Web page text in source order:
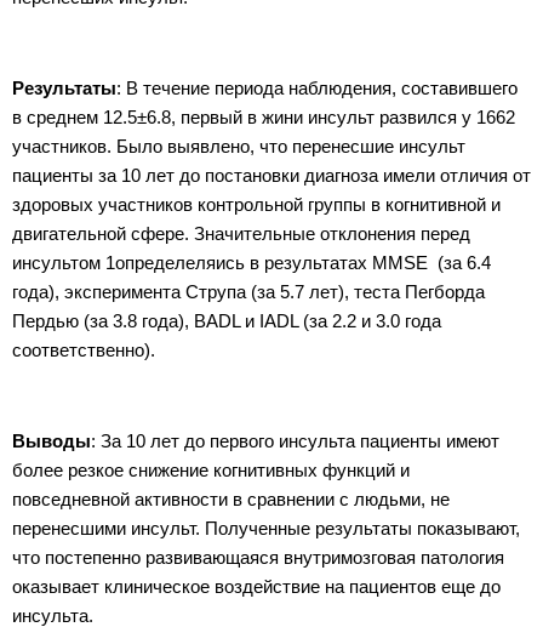
Результаты: В течение периода наблюдения, составившего
в среднем 12.5±6.8, первый в жини инсульт развился у 1662
участников. Было выявлено, что перенесшие инсульт
пациенты за 10 лет до постановки диагноза имели отличия от
здоровых участников контрольной группы в когнитивной и
двигательной сфере. Значительные отклонения перед
инсультом 1определеляись в результатах MMSE (за 6.4
года), эксперимента Струпа (за 5.7 лет), теста Пегборда
Пердью (за 3.8 года), BADL и IADL (за 2.2 и 3.0 года
соответственно).
Выводы: За 10 лет до первого инсульта пациенты имеют
более резкое снижение когнитивных функций и
повседневной активности в сравнении с людьми, не
перенесшими инсульт. Полученные результаты показывают,
что постепенно развивающаяся внутримозговая патология
оказывает клиническое воздействие на пациентов еще до
инсульта.